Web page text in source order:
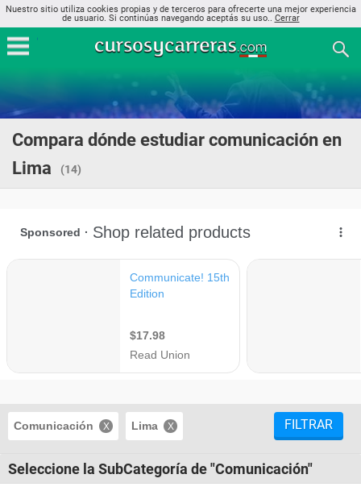
Nuestro sitio utiliza cookies propias y de terceros para ofrecerte una mejor experiencia
de usuario. Si continúas navegando aceptás su uso.. Cerrar
Compara dónde estudiar comunicación en
Lima
(14)
Comunicación Lima FILTRAR
Seleccione la SubCategoría de "Comunicación"